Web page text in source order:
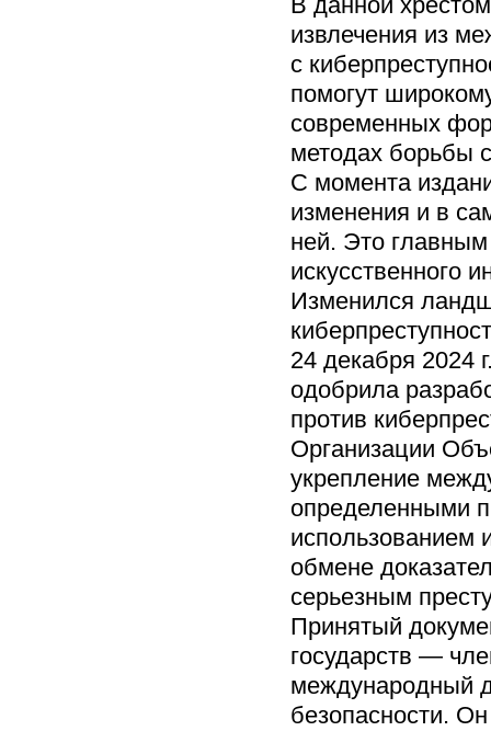
извлечения из
с
помогут
современных
методах борьбы
С момента
изменения и в
ней. Это главным
искусственного
Изменился
24 декабря 2024
одобрила
против
Организации
укрепление
определенными
использованием
обмене
серьезным
Принятый
государств —
международный
безопасности.